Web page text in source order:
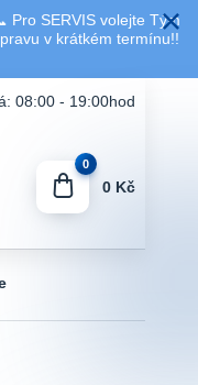
Pro SERVIS volejte Tým
v krátkém termínu!!
08:00 - 19:00hod
0
0 Kč